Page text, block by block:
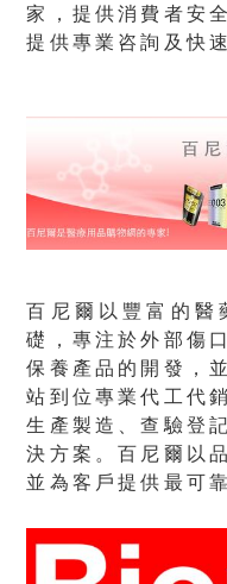
家，提供消費者安
提供專業咨詢及快
百尼爾以豐富的醫
礎，專注於外部傷
保養產品的開發，
站到位專業代工代
生產製造、查驗登
決方案。百尼爾以
並為客戶提供最可